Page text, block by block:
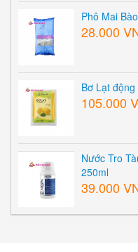
Phô Mai
28.000
Bơ Lạt
105.000
Nước Tro
250ml
39.000